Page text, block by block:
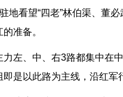
地看望“四老”林伯渠、董
准备。
左、中、右3路都集中在
是以此路为主线，沿红军